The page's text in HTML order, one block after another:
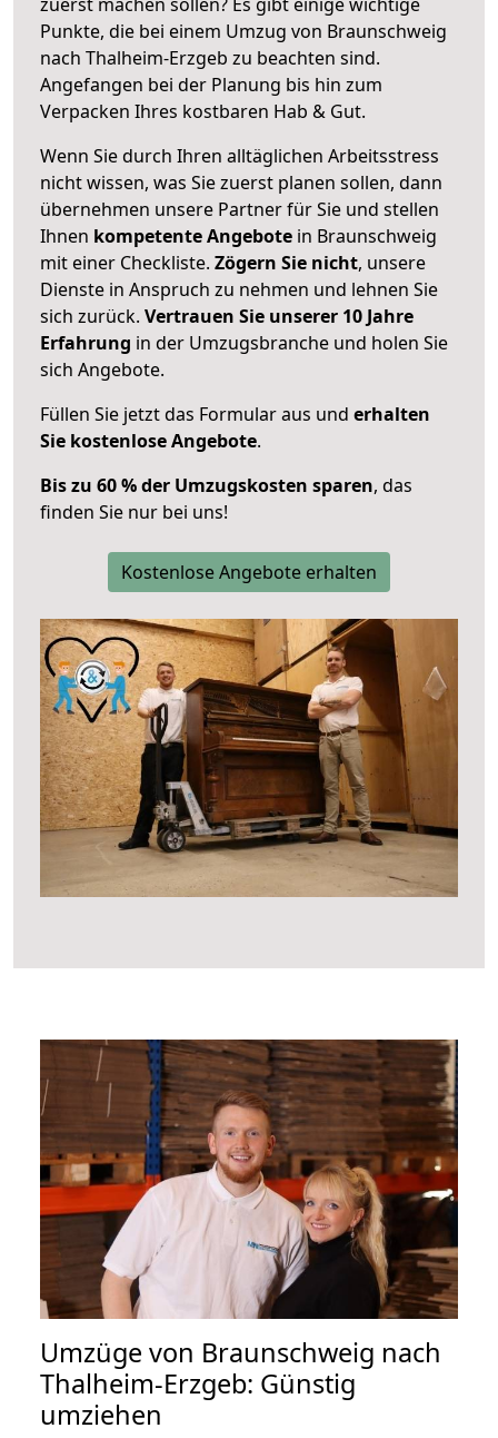
Punkte, die bei einem Umzug von Braunschweig
nach Thalheim-Erzgeb zu beachten sind.
Angefangen bei der Planung bis hin zum
Verpacken Ihres kostbaren Hab & Gut.
Wenn Sie durch Ihren alltäglichen Arbeitsstress
nicht wissen, was Sie zuerst planen sollen, dann
übernehmen unsere Partner für Sie und stellen
Ihnen kompetente Angebote in Braunschweig
mit einer Checkliste. Zögern Sie nicht, unsere
Dienste in Anspruch zu nehmen und lehnen Sie
sich zurück. Vertrauen Sie unserer 10 Jahre
Erfahrung in der Umzugsbranche und holen Sie
sich Angebote.
Füllen Sie jetzt das Formular aus und erhalten
Sie kostenlose Angebote.
Bis zu 60 % der Umzugskosten sparen, das
finden Sie nur bei uns!
Kostenlose Angebote erhalten
Umzüge von Braunschweig nach
Thalheim-Erzgeb: Günstig
umziehen